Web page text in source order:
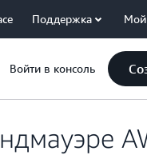
Поддержка Мой
Войти в консоль